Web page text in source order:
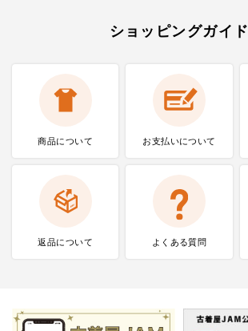
ショッピングガイド
商品について お支払いについて
返品について よくある質問